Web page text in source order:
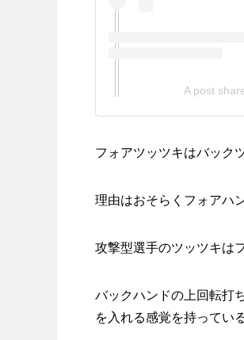
A post
フォアツッツキはバック
理由はおそらくフォアハ
攻撃型選手のツッツキは
バックハンドの上回転打
を入れる感覚を持ってい